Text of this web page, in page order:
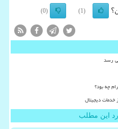
(1)
(0)
رسد
چه بود؟
خدمات دیجیتال
این مطلب